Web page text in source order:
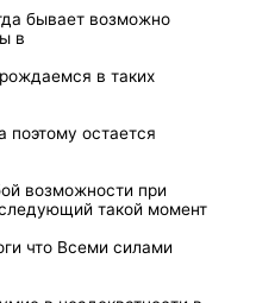
бывает возможно
в
в таких
поэтому остается
возможности при
такой момент
что Всеми силами